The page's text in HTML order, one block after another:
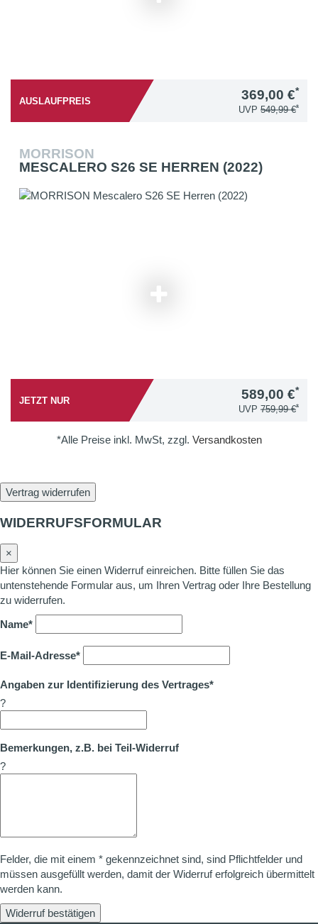
AUSLAUFPREIS 369,00 €*
UVP 549,99 €*
MORRISON
MESCALERO S26 SE HERREN (2022)
JETZT NUR 589,00 €*
UVP 759,99 €*
*Alle Preise inkl. MwSt, zzgl. Versandkosten
Vertrag widerrufen
WIDERRUFSFORMULAR
×
Hier können Sie einen Widerruf einreichen. Bitte füllen Sie das
untenstehende Formular aus, um Ihren Vertrag oder Ihre Bestellung
zu widerrufen.
Name*
E-Mail-Adresse*
Angaben zur Identifizierung des Vertrages*
?
Bemerkungen, z.B. bei Teil-Widerruf
?
Felder, die mit einem * gekennzeichnet sind, sind Pflichtfelder und
müssen ausgefüllt werden, damit der Widerruf erfolgreich übermittelt
werden kann.
Widerruf bestätigen